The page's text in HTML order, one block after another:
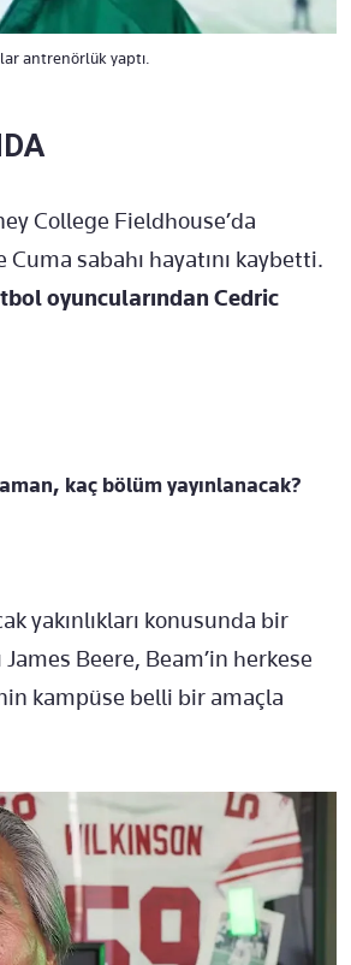
antrenörlük yaptı.
College Fieldhouse’da
Cuma sabahı hayatını kaybetti.
oyuncularından Cedric
kaç bölüm yayınlanacak?
yakınlıkları konusunda bir
Beere, Beam’in herkese
kampüse belli bir amaçla